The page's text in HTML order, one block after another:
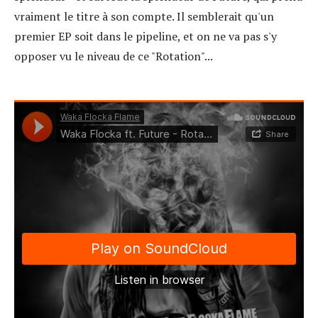
vraiment le titre à son compte. Il semblerait qu'un
premier EP soit dans le pipeline, et on ne va pas s'y
opposer vu le niveau de ce "Rotation"...